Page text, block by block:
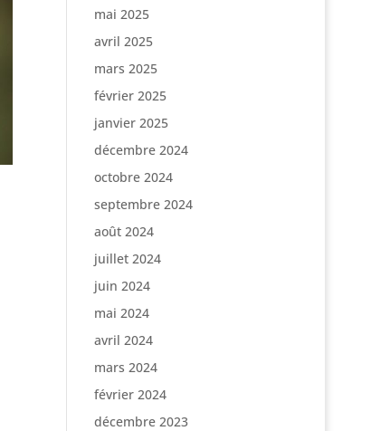
mai 2025
avril 2025
mars 2025
février 2025
janvier 2025
décembre 2024
octobre 2024
septembre 2024
août 2024
juillet 2024
juin 2024
mai 2024
avril 2024
mars 2024
février 2024
décembre 2023